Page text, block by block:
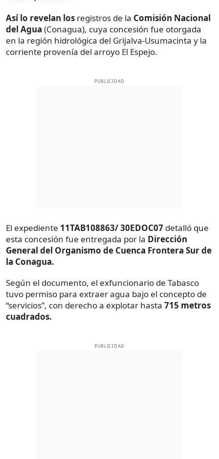
Así lo revelan los registros de la Comisión Nacional
del Agua (Conagua), cuya concesión fue otorgada
en la región hidrológica del Grijalva-Usumacinta y la
corriente provenía del arroyo El Espejo.
PUBLICIDAD
El expediente 11TAB108863/ 30EDOC07 detalló que
esta concesión fue entregada por la Dirección
General del Organismo de Cuenca Frontera Sur de
la Conagua.
Según el documento, el exfuncionario de Tabasco
tuvo permiso para extraer agua bajo el concepto de
“servicios”, con derecho a explotar hasta 715 metros
cuadrados.
PUBLICIDAD